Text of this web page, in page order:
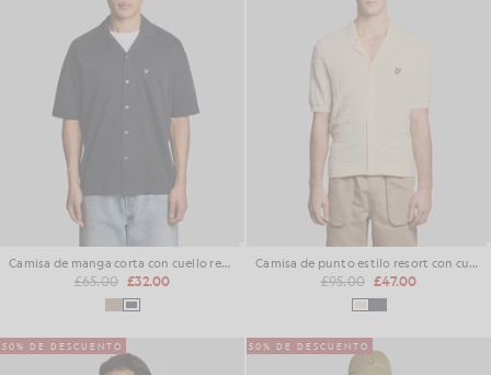
Camisa de manga corta con cuello reverso
£65.00 £32.00
Camisa de punto estilo resort con cuello rever
£95.00 £47.00
50% DE DESCUENTO 50% DE DESCUENTO